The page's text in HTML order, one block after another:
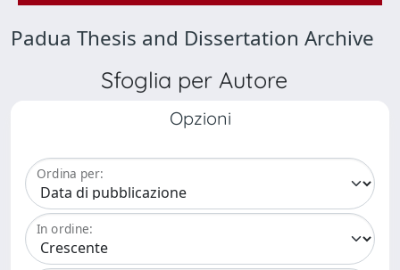
Padua Thesis and Dissertation Archive
Sfoglia per Autore
Opzioni
Ordina per:
In ordine: